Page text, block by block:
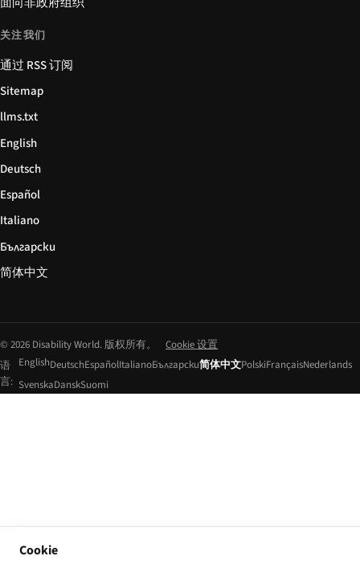
关注我们
通过 RSS 订阅
Sitemap
llms.txt
English
Deutsch
Español
Italiano
Български
简体中文
© 2026 Disability World. 版权所有。
Cookie 设置
语
言:
EnglishDeutschEspañolItalianoБългарски简体中文PolskiFrançaisNederlands
SvenskaDanskSuomi
Cookie